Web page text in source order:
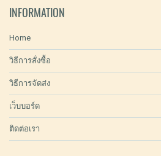
INFORMATION
Home
วิธีการสั่งซื้อ
วิธีการจัดส่ง
เว็บบอร์ด
ติดต่อเรา